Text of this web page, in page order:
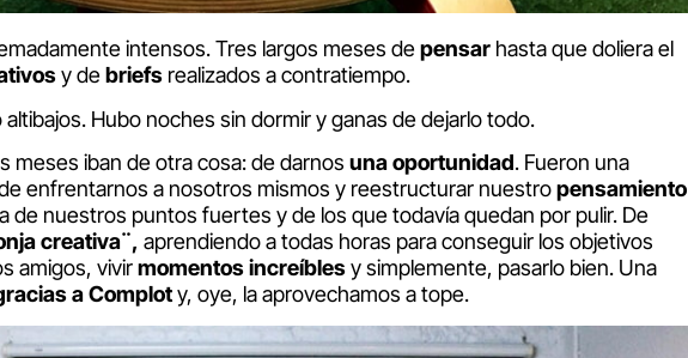
intensos. Tres largos meses depensar hasta que doliera el
y debriefs realizados a contratiempo.
Hubo noches sin dormir y ganas de dejarlo todo.
meses iban de otra cosa: de darnos una oportunidad. Fueron una
enfrentarnos a nosotros mismos y reestructurar nuestropensamiento
de nuestros puntos fuertes y de los que todavía quedan por pulir. De
creativa¨, aprendiendo a todas horas para conseguir los objetivos
amigos, vivirmomentos increíblesy simplemente, pasarlo bien. Una
a Comploty, oye, la aprovechamos a tope.